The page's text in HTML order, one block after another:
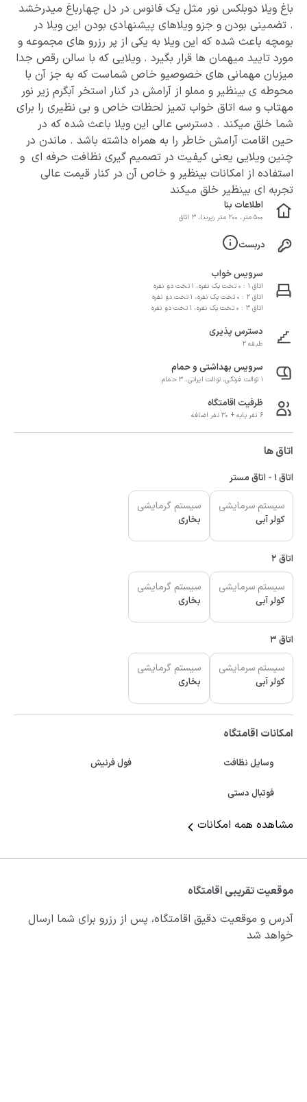
باغ ویلا دوبلکس نور مثل یک فانوس در دل چهارباغ میدرخشد
. تضمینی بودن و جزو ویلاهای پیشنهادی بودن این ویلا در
بومچه باعث شده که این ویلا به یکی از پر رزرو های مجموعه و
مورد تایید میهمان ها قرار بگیرد . ویلایی که با سالن رقص جدا
میزبان مهمانی های خصوصیو خاص شماست که به جز آن با
محوطه ی بینظیر و مملو از آرامش در کنار استخر آبگرم زیر نور
مهتاب و سه اتاق خواب تمیز لحظات خاص و بی نظیری را برای
شما خلق میکند . دسترسی عالی این ویلا باعث شده که در
حین اقامت آرامش خاطر را به همراه داشته باشد . ماندن در
چنین ویلایی یعنی کیفیت در تصمیم گیری نظافت حرفه ای و
استفاده از امکانات بینظیر و خاص آن در کنار قیمت عالی
تجربه ای بینظیر خلق میکند
اطلاعات بنا
500 متر، 200 متر زیربنا، 3 اتاق
دربست
سرویس خواب
اتاق 1 : 0 تخت یک نفره، 1 تخت دو نفره
اتاق 2 : 0 تخت یک نفره، 1 تخت دو نفره
اتاق 3 : 0 تخت یک نفره، 1 تخت دو نفره
دسترس پذیری
طبقه 2
سرویس بهداشتی و حمام
1 توالت فرنگی، توالت ایرانی، 3 حمام
ظرفیت اقامتگاه
6 نفر پایه + 30 نفر اضافه
اتاق ها
اتاق 1 - اتاق مستر
سیستم سرمایشی
کولر آبی
سیستم گرمایشی
بخاری
اتاق 2
سیستم سرمایشی
کولر آبی
سیستم گرمایشی
بخاری
اتاق 3
سیستم سرمایشی
کولر آبی
سیستم گرمایشی
بخاری
امکانات اقامتگاه
وسایل نظافت فول فرنیش
فوتبال دستی
مشاهده همه امکانات
موقعیت تقریبی اقامتگاه
آدرس و موقعیت دقیق اقامتگاه، پس از رزرو برای شما ارسال
خواهد شد